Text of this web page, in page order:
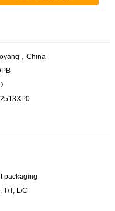
，China
packaging
T/T, L/C